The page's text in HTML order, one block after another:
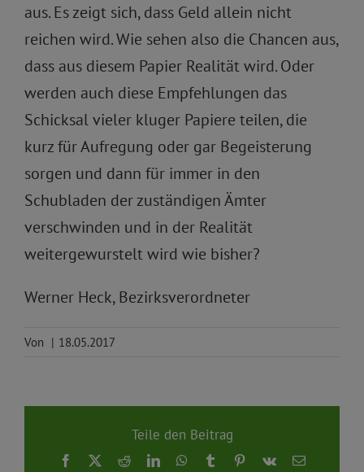
aus. Es zeigt sich, dass Geld allein nicht
reichen wird. Wie sehen also die Chancen aus,
dass aus diesem Papier Realität wird. Oder
werden auch diese Empfehlungen das
Schicksal vieler kluger Papiere teilen, die
kurz für Aufregung oder gar Begeisterung
sorgen und dann für immer in den
Schubladen der zuständigen Ämter
verschwinden und in der Realität
weitergewurstelt wird wie bisher?
Werner Heck, Bezirksverordneter
Von | 18.05.2017
Teile den Beitrag
Facebook
X RedditLinkedInWhatsApp
TumblrPinterest
Vk
E-